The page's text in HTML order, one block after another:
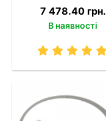
7 478.40 грн.
В наявності